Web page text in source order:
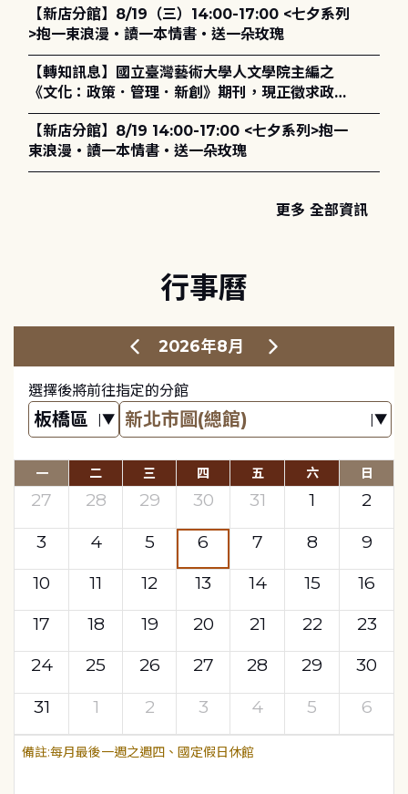
【新店分館】8/19（三）14:00-17:00 <七夕系列
>抱一束浪漫・讀一本情書・送一朵玫瑰
【轉知訊息】國立臺灣藝術大學人文學院主編之
《文化：政策．管理．新創》期刊，現正徵求政策
評論、書評及【邁向具回應力的博物館治理：政
策、領導與管理】主題特刊稿件至2027年6月1日
止，歡迎踴躍投稿。
【新店分館】8/19 14:00-17:00 <七夕系列>抱一
束浪漫・讀一本情書・送一朵玫瑰
更多 全部資訊
行事曆
2026年8月
選擇後將前往指定的分館
一 二 三 四 五 六 日
27 28 29 30 31 1
2
3
4 5 6 7 8
9
10
11 12 13 14 15
16
17
18 19 20 21 22
23
24
25 26 27 28 29
30
31
1 2 3 4 5 6
每月最後一週之週四、國定假日休館